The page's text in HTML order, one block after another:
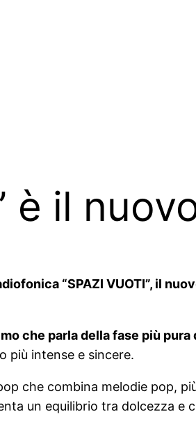
è il
“SPAZI VUOTI”, il
che parla della fase più pura
più intense e sincere.
che combina melodie pop,
un equilibrio tra dolcezza e